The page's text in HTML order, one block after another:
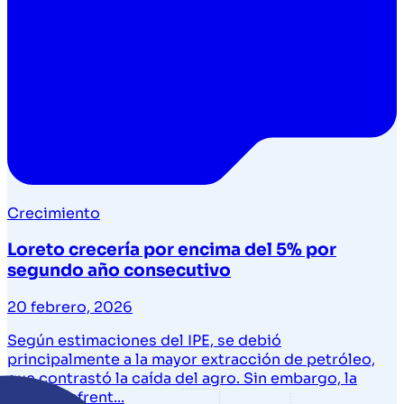
Crecimiento
Loreto crecería por encima del 5% por
segundo año consecutivo
20 febrero, 2026
Según estimaciones del IPE, se debió
principalmente a la mayor extracción de petróleo,
que contrastó la caída del agro. Sin embargo, la
región enfrent...